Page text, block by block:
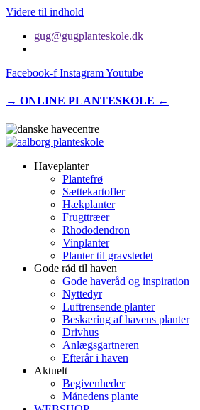
Videre til indhold
gug@gugplanteskole.dk
Facebook-f InstagramYoutube
→ ONLINE PLANTESKOLE ←
Haveplanter
Plantefrø
Sættekartofler
Hækplanter
Frugttræer
Rhododendron
Vinplanter
Planter til gravstedet
Gode råd til haven
Gode haveråd og inspiration
Nyttedyr
Luftrensende planter
Beskæring af havens planter
Drivhus
Anlægsgartneren
Efterår i haven
Aktuelt
Begivenheder
Månedens plante